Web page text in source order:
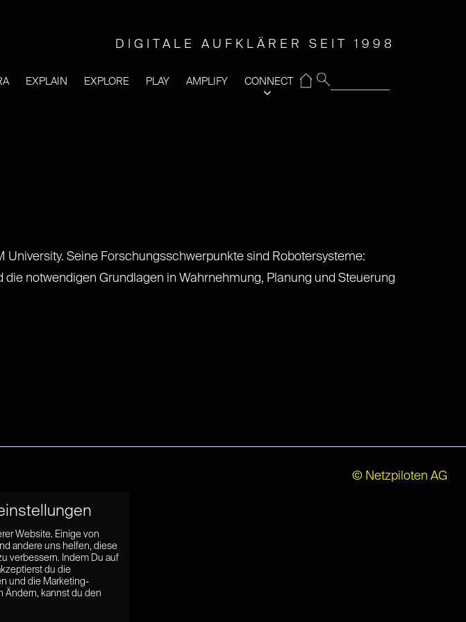
DIGITALE AUFKLÄRER SEIT 1998
EXPLAIN EXPLORE PLAY AMPLIFY CONNECT
⌂
University. Seine Forschungsschwerpunkte sind Robotersysteme:
notwendigen Grundlagen in Wahrnehmung, Planung und Steuerung
© Netzpiloten AG
Website. Einige von
andere uns helfen, diese
verbessern. Indem Du auf
du die
und die Marketing-
Ändern, kannst du den